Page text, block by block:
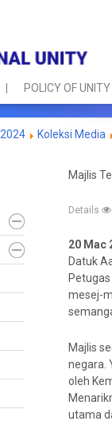
POLICY OF UNITY
2024 Koleksi Media
Majlis
Details
20 Mac
Datuk
mesej-
Majlis
negara.
oleh
utama